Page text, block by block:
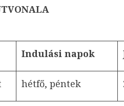
Indulási napok
hétfő, péntek